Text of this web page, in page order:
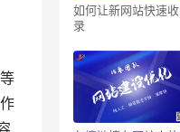
如何让新网站快速收
录